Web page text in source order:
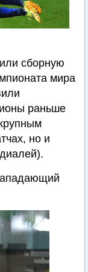
сборную
мира
раньше
но и